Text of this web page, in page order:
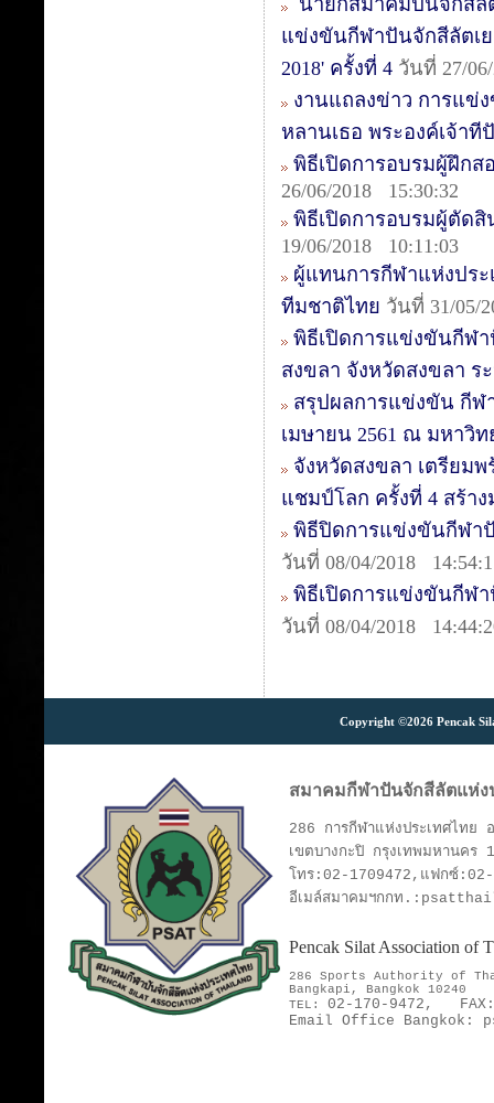
นายกสมาคมปันจักสีลั
แข่งขันกีฬาปันจักสีลัตเ
2018' ครั้งที่ 4 วันที่ 27/
งานแถลงข่าว การแข่
หลานเธอ พระองค์เจ้าที
พิธีเปิดการอบรมผู้ฝึกส
26/06/2018 15:30:32
พิธีเปิดการอบรมผู้ตัดสิ
19/06/2018 10:11:03
ผู้แทนการกีฬาแห่งปร
ทีมชาติไทย วันที่ 31/05/
พิธีเปิดการแข่งขันกีฬ
สงขลา จังหวัดสงขลา ร
สรุปผลการแข่งขัน กีฬ
เมษายน 2561 ณ มหาวิ
จังหวัดสงขลา เตรียม
แชมป์โลก ครั้งที่ 4 สร้า
พิธีปิดการแข่งขันกีฬา
วันที่ 08/04/2018
พิธีเปิดการแข่งขันกีฬา
วันที่ 08/04/2018
Copyright ©2026 Pencak
สมาคมกีฬาปันจักสีลัตแห่ง
286 การกีฬาแห่งประเทศไท
เขตบางกะปิ กรุงเทพมหานคร
โทร:02-1709472,แฟกซ์:02-
อีเมล์สมาคมฯกกท
Pencak Silat Association of
286 Sports Authority of
Bangkapi, Bangkok 10240
TEL: 02-170-9472,
FAX:
Email Office Bangkok: